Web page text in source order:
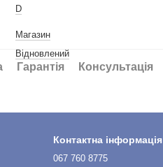
D
Магазин
Вiдновлений
Гарантія Консультація
Контактна інформація
067 760 8775